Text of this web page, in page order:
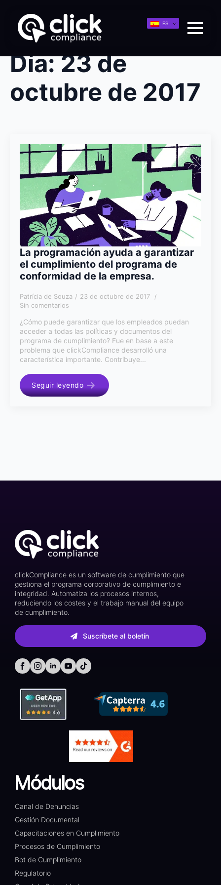
ES
Día:23 de
octubre de 2017
La programación ayuda a garantizar
el cumplimiento del programa de
conformidad de la empresa.
Patrícia de Souza
23 de octubre de 2017
Sin comentarios
¿Cómo puede garantizar que los empleados puedan
acceder a todas las políticas y documentos del
programa de cumplimiento? Fue en base a este
problema que clickCompliance desarrolló una
característica importante. Contribuye...
Seguir leyendo
clickCompliance es un software de cumplimiento que
gestiona el programa corporativo de cumplimiento e
integridad. Automatiza los procesos internos,
reduciendo los costes y el trabajo manual del equipo
de cumplimiento.
Suscríbete al boletín
Módulos
Canal de Denuncias
Gestión Documental​
Capacitaciones en Cumplimiento​
Procesos de Cumplimiento​
Bot de Cumplimiento​
Regulatorio​